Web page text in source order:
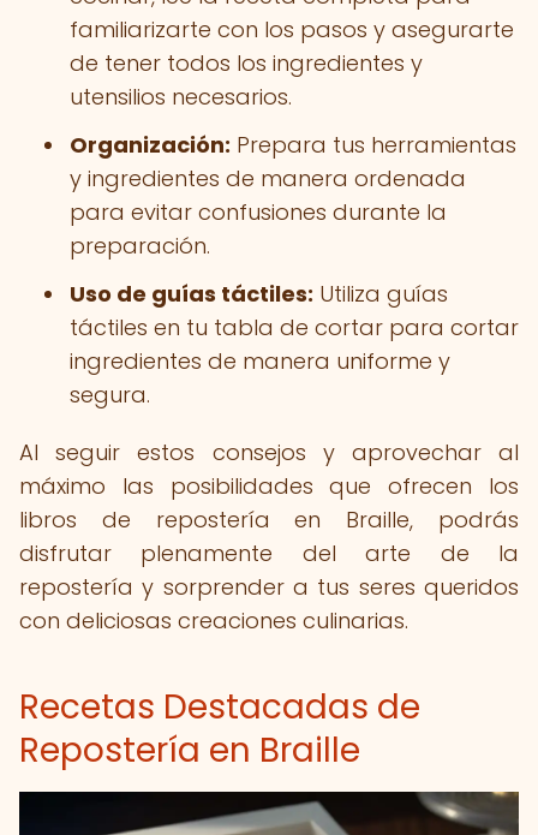
familiarizarte con los pasos y asegurarte
de tener todos los ingredientes y
utensilios necesarios.
Organización: Prepara tus herramientas
y ingredientes de manera ordenada
para evitar confusiones durante la
preparación.
Uso de guías táctiles: Utiliza guías
táctiles en tu tabla de cortar para cortar
ingredientes de manera uniforme y
segura.
Al seguir estos consejos y aprovechar al
máximo las posibilidades que ofrecen los
libros de repostería en Braille, podrás
disfrutar plenamente del arte de la
repostería y sorprender a tus seres queridos
con deliciosas creaciones culinarias.
Recetas Destacadas de
Repostería en Braille